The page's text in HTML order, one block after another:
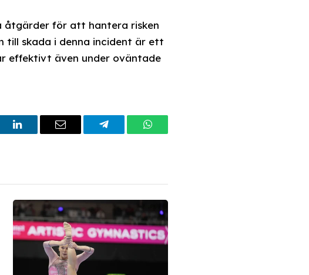
åtgärder för att hantera risken
till skada i denna incident är ett
effektivt även under oväntade
LinkedInEmail TelegramWhatsApp